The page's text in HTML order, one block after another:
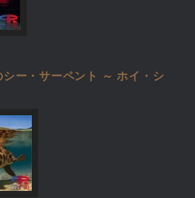
ー・サーペント ～ ホイ・シ